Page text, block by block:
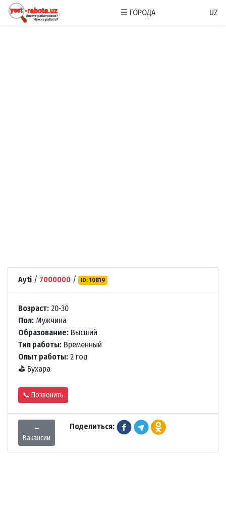
☰ ГОРОДА UZ
Ayti / 7000000 / ID: 10819
Возраст: 20-30
Пол: Мужчина
Образование: Высший
Тип работы: Временный
Опыт работы: 2 год
⛳ Бухара
📞 Позвонить
←
Вакансии
Поделиться: